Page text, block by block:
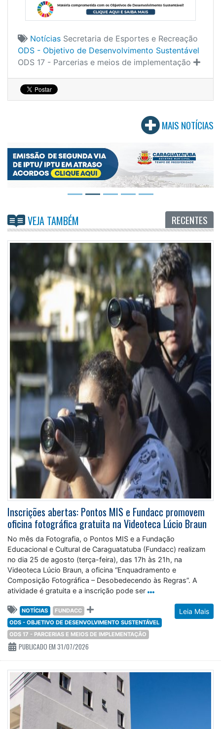
Notícias Secretaria de Esportes e Recreação
ODS - Objetivo de Desenvolvimento Sustentável
ODS 17 - Parcerias e meios de implementação
MAIS NOTÍCIAS
VEJA TAMBÉM RECENTES
Inscrições abertas: Pontos MIS e Fundacc promovem
oficina fotográfica gratuita na Videoteca Lúcio Braun
No mês da Fotografia, o Pontos MIS e a Fundação
Educacional e Cultural de Caraguatatuba (Fundacc) realizam
no dia 25 de agosto (terça-feira), das 17h às 21h, na
Videoteca Lúcio Braun, a oficina “Enquadramento e
Composição Fotográfica – Desobedecendo às Regras”. A
atividade é gratuita e a inscrição pode ser
Leia Mais
NOTÍCIAS
FUNDACC
ODS - OBJETIVO DE DESENVOLVIMENTO SUSTENTÁVEL
ODS 17 - PARCERIAS E MEIOS DE IMPLEMENTAÇÃO
PUBLICADO EM 31/07/2026